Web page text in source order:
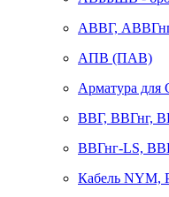
АВВГ,
АПВ (ПАВ)
Арматура
ВВГ, ВВГнг,
ВВГнг-LS,
Кабель NYM,